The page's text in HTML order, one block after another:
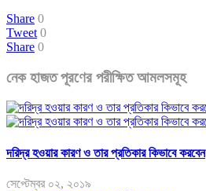
Share 0
Tweet 0
Share 0
নেক হাজত পূরণের পরীক্ষিত আমলসমূহ
দরিদ্র হওয়ার কারণ ও তার প্রতিকার কিভাবে করবেন
সেপ্টেম্বর ০২, ২০১৯